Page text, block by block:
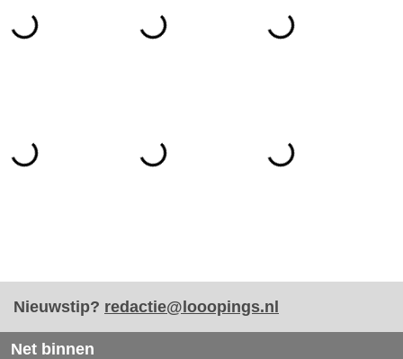
Nieuwstip? redactie@looopings.nl
Net binnen